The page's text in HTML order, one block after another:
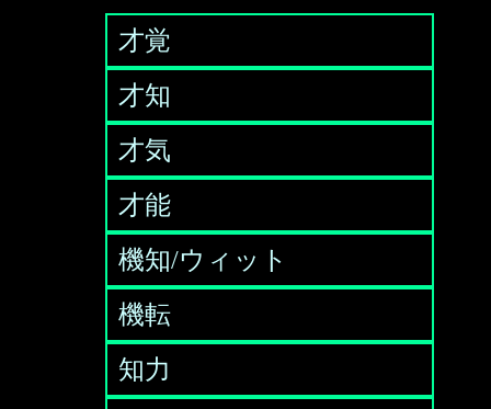
才覚
才知
才気
才能
機知/ウィット
機転
知力